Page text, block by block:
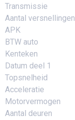
Transmissie
Aantal versnellingen
APK
BTW auto
Kenteken
Datum deel 1
Topsnelheid
Acceleratie
Motorvermogen
Aantal deuren